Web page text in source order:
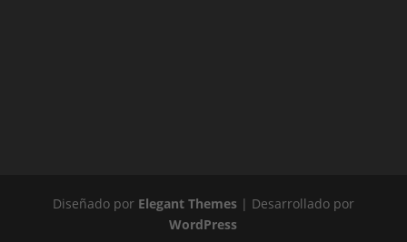
Diseñado por Elegant Themes| Desarrollado por
WordPress